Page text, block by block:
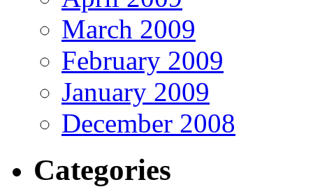
March 2009
February 2009
January 2009
December 2008
Categories